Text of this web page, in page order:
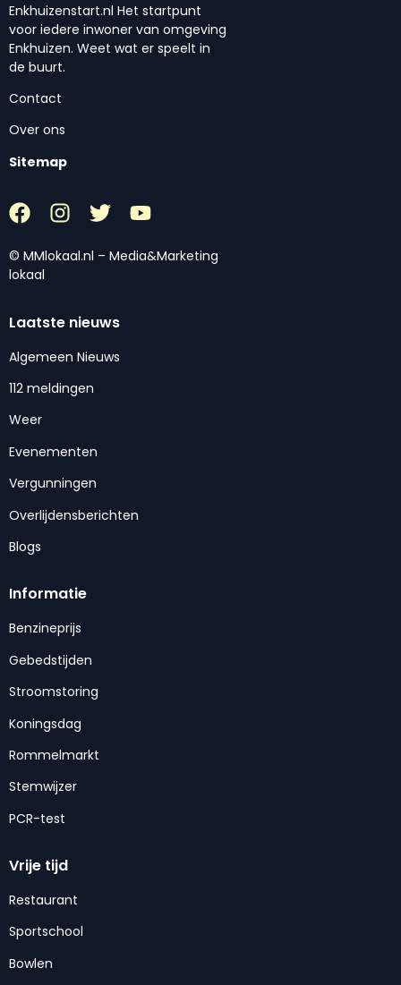
Enkhuizenstart.nl Het startpunt
voor iedere inwoner van omgeving
Enkhuizen. Weet wat er speelt in
de buurt.
Contact
Over ons
Sitemap
© MMlokaal.nl – Media&Marketing
lokaal
Laatste nieuws
Algemeen Nieuws
112 meldingen
Weer
Evenementen
Vergunningen
Overlijdensberichten
Blogs
Informatie
Benzineprijs
Gebedstijden
Stroomstoring
Koningsdag
Rommelmarkt
Stemwijzer
PCR-test
Vrije tijd
Restaurant
Sportschool
Bowlen